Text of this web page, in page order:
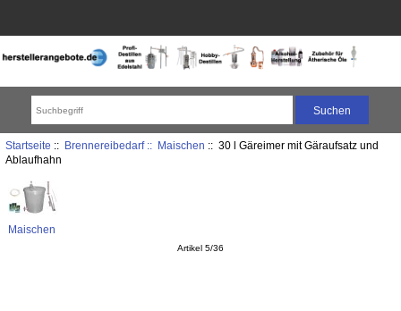
Startseite :: Brennereibedarf :: Maischen :: 30 l Gäreimer mit Gäraufsatz und
Ablaufhahn
Maischen
Artikel 5/36